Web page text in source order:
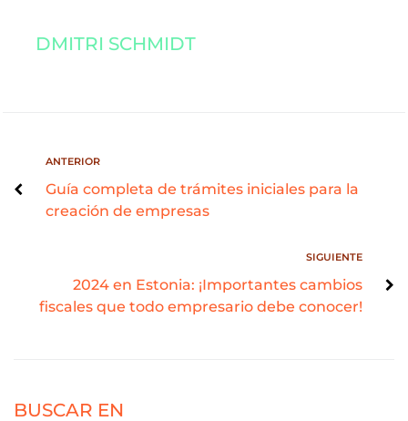
DMITRI SCHMIDT
ANTERIOR
Guía completa de trámites iniciales para la
creación de empresas
SIGUIENTE
2024 en Estonia: ¡Importantes cambios
fiscales que todo empresario debe conocer!
BUSCAR EN